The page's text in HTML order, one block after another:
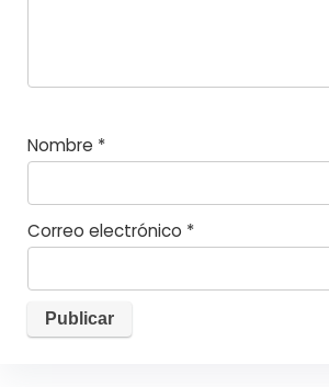
Nombre *
Correo electrónico *